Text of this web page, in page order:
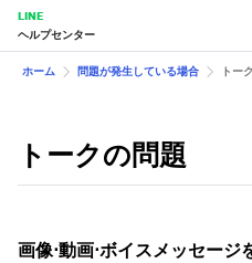
LINE
ヘルプセンター
ホーム 問題が発生している場合 トー
トークの問題
画像⋅動画⋅ボイスメッセージ